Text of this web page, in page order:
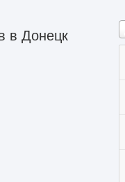
в Донецк